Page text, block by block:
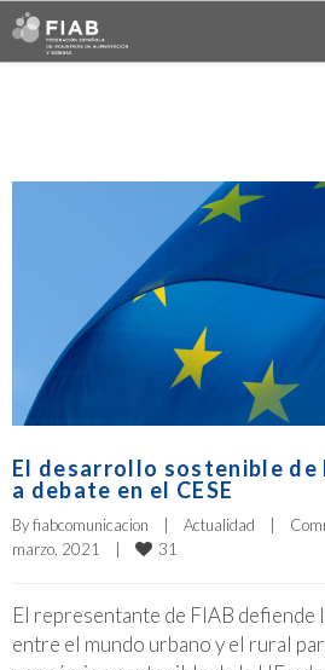
El desarrollo sostenible de
a debate en el CESE
By fiabcomunicacion Actualidad
marzo, 2021
31
El representante de FIAB
entre el mundo urbano y el rural